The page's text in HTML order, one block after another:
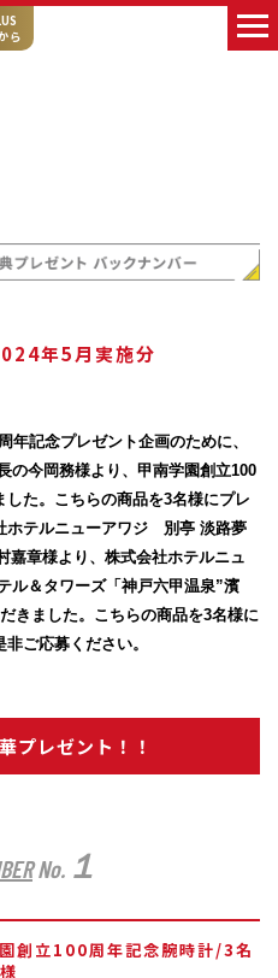
ら
年5月実施分
記念プレゼント企画のために、
の今岡務様より、甲南学園創立100
た。こちらの商品を3名様にプレ
ホテルニューアワジ 別亭 淡路夢
嘉章様より、株式会社ホテルニュ
＆タワーズ「神戸六甲温泉”濱
きました。こちらの商品を3名様に
ご応募ください。
プレゼント！！
No. １
創立100周年記念腕時計/3名
様